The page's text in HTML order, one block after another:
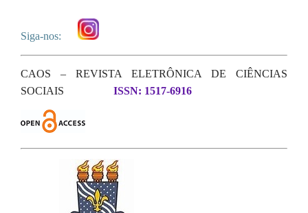
Siga-nos:
CAOS – REVISTA ELETRÔNICA DE CIÊNCIAS
SOCIAIS
ISSN: 1517-6916